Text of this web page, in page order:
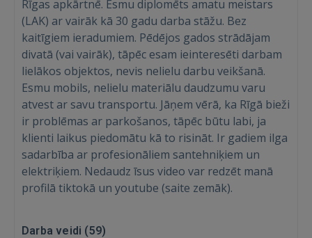
Rīgas apkārtnē. Esmu diplomēts amatu meistars
(LAK) ar vairāk kā 30 gadu darba stāžu. Bez
kaitīgiem ieradumiem. Pēdējos gados strādājam
divatā (vai vairāk), tāpēc esam ieinteresēti darbam
lielākos objektos, nevis nelielu darbu veikšanā.
Esmu mobils, nelielu materiālu daudzumu varu
atvest ar savu transportu. Jāņem vērā, ka Rīgā bieži
ir problēmas ar parkošanos, tāpēc būtu labi, ja
klienti laikus piedomātu kā to risināt. Ir gadiem ilga
sadarbība ar profesionāliem santehniķiem un
elektriķiem. Nedaudz īsus video var redzēt manā
profilā tiktokā un youtube (saite zemāk).
Darba veidi (59)